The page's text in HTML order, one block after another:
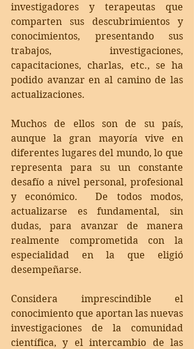
investigadores y terapeutas que
comparten sus descubrimientos y
conocimientos, presentando sus
trabajos, investigaciones,
capacitaciones, charlas, etc., se ha
podido avanzar en al camino de las
actualizaciones.
Muchos de ellos son de su país,
aunque la gran mayoría vive en
diferentes lugares del mundo, lo que
representa para su un constante
desafío a nivel personal, profesional
y económico.  De todos modos,
actualizarse es fundamental, sin
dudas, para avanzar de manera
realmente comprometida con la
especialidad en la que eligió
desempeñarse.
Considera imprescindible el
conocimiento que aportan las nuevas
investigaciones de la comunidad
científica, y el intercambio de las